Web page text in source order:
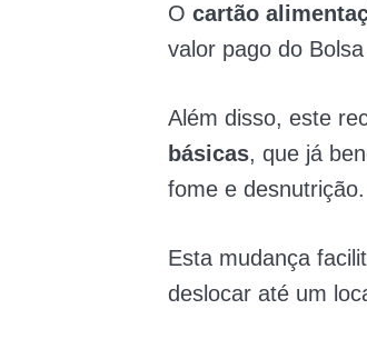
O cartão
valor pago do
Além disso, este
básicas, que já
fome e desnutrição.
Esta mudança
deslocar até um